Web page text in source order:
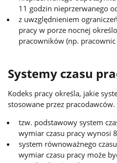
11 godzin nieprzerwanego
z uwzględnieniem
pracy w porze nocnej
pracowników (np. pracownic
Systemy czasu
Kodeks pracy określa, jakie
stosowane przez
tzw. podstawowy system
wymiar czasu pracy wynosi
system równoważnego
wymiar czasu pracy może